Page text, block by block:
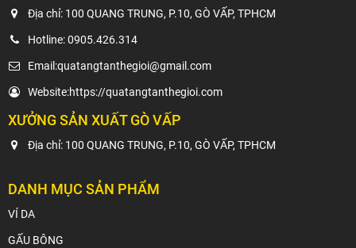
Địa chỉ: 100 QUANG TRUNG, P.10, GÒ VẤP, TPHCM
Hotline:0905.426.314
Email:quatangtanthegioi@gmail.com
Website:https://quatangtanthegioi.com
XƯỞNG SẢN XUẤT GÒ VẤP
Địa chỉ: 100 QUANG TRUNG, P.10, GÒ VẤP, TPHCM
DANH MỤC SẢN PHẨM
VÍ DA
GẤU BÔNG